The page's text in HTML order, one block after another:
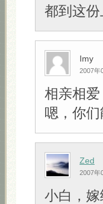
都到这份
Imy
2007年
相亲相
嗯，你
Zed
2007年
小白，嫁